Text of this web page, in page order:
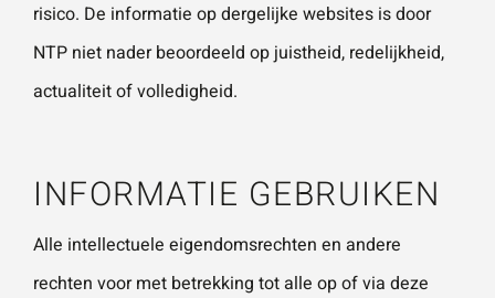
VERSTU
UR JE
AANVRA
AG
risico. De informatie op dergelijke websites is door
NTP niet nader beoordeeld op juistheid, redelijkheid,
actualiteit of volledigheid.
INFORMATIE GEBRUIKEN
Alle intellectuele eigendomsrechten en andere
rechten voor met betrekking tot alle op of via deze